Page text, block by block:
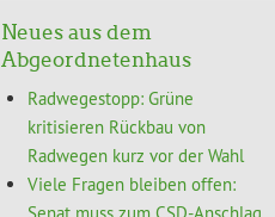
Neues aus dem
Abgeordnetenhaus
Radwegestopp: Grüne
kritisieren Rückbau von
Radwegen kurz vor der Wahl
Viele Fragen bleiben offen:
Senat muss zum CSD-Anschlag